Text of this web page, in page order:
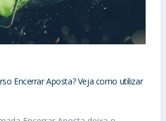
Encerrar Aposta? Veja como utilizar